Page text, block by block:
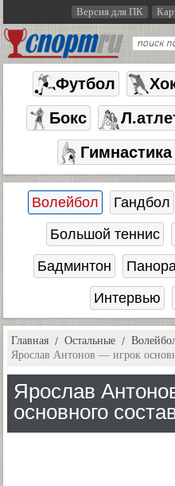
Версия для ПК
Футбол
Бокс
Гимнастика
Волейбол Гандбол
Большой теннис
Бадминтон
Интервью
Главная Остальные
Ярослав Антонов — игрок
Ярослав
основного